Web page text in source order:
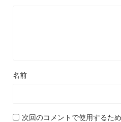
名前
次回のコメントで使用するた